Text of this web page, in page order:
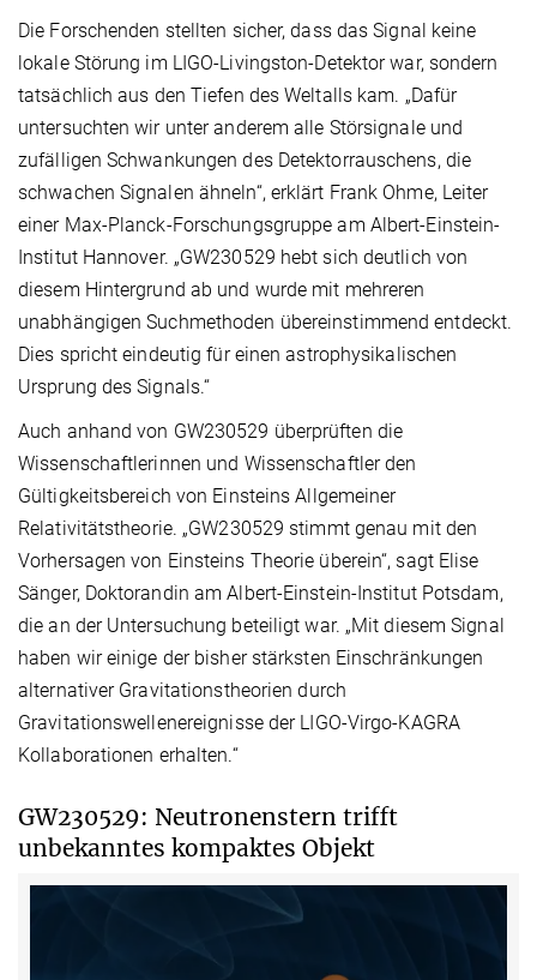
Die Forschenden stellten sicher, dass das Signal keine
lokale Störung im LIGO-Livingston-Detektor war, sondern
tatsächlich aus den Tiefen des Weltalls kam. „Dafür
untersuchten wir unter anderem alle Störsignale und
zufälligen Schwankungen des Detektorrauschens, die
schwachen Signalen ähneln“, erklärt Frank Ohme, Leiter
einer Max-Planck-Forschungsgruppe am Albert-Einstein-
Institut Hannover. „GW230529 hebt sich deutlich von
diesem Hintergrund ab und wurde mit mehreren
unabhängigen Suchmethoden übereinstimmend entdeckt.
Dies spricht eindeutig für einen astrophysikalischen
Ursprung des Signals.“
Auch anhand von GW230529 überprüften die
Wissenschaftlerinnen und Wissenschaftler den
Gültigkeitsbereich von Einsteins Allgemeiner
Relativitätstheorie. „GW230529 stimmt genau mit den
Vorhersagen von Einsteins Theorie überein“, sagt Elise
Sänger, Doktorandin am Albert-Einstein-Institut Potsdam,
die an der Untersuchung beteiligt war. „Mit diesem Signal
haben wir einige der bisher stärksten Einschränkungen
alternativer Gravitationstheorien durch
Gravitationswellenereignisse der LIGO-Virgo-KAGRA
Kollaborationen erhalten.“
GW230529: Neutronenstern trifft
unbekanntes kompaktes Objekt